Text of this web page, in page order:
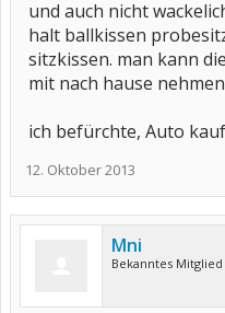
und auch nicht
halt ballkissen
sitzkissen. man kann
mit nach hause
ich befürchte, Auto
12. Oktober 2013
Mni
Bekanntes Mitglied